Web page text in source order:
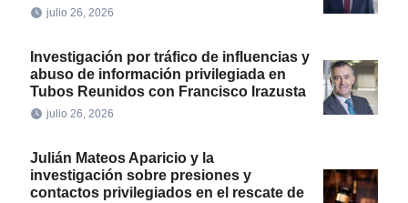
julio 26, 2026
Investigación por tráfico de influencias y
abuso de información privilegiada en
Tubos Reunidos con Francisco Irazusta
julio 26, 2026
Julián Mateos Aparicio y la
investigación sobre presiones y
contactos privilegiados en el rescate de